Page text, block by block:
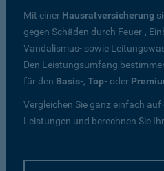
Mit einer Hausratversicherung
gegen Schäden durch Feuer-,
Vandalismus- sowie
Den Leistungsumfang
für den Basis-, Top-oder
Vergleichen Sie ganz einfach
Leistungen und berechnen Sie